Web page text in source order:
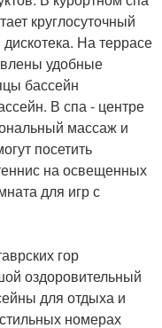
круглосуточный
На террасе
удобные
бассейн
В спа - центре
массаж и
посетить
на освещенных
для игр с
гор
оздоровительный
для отдыха и
номерах